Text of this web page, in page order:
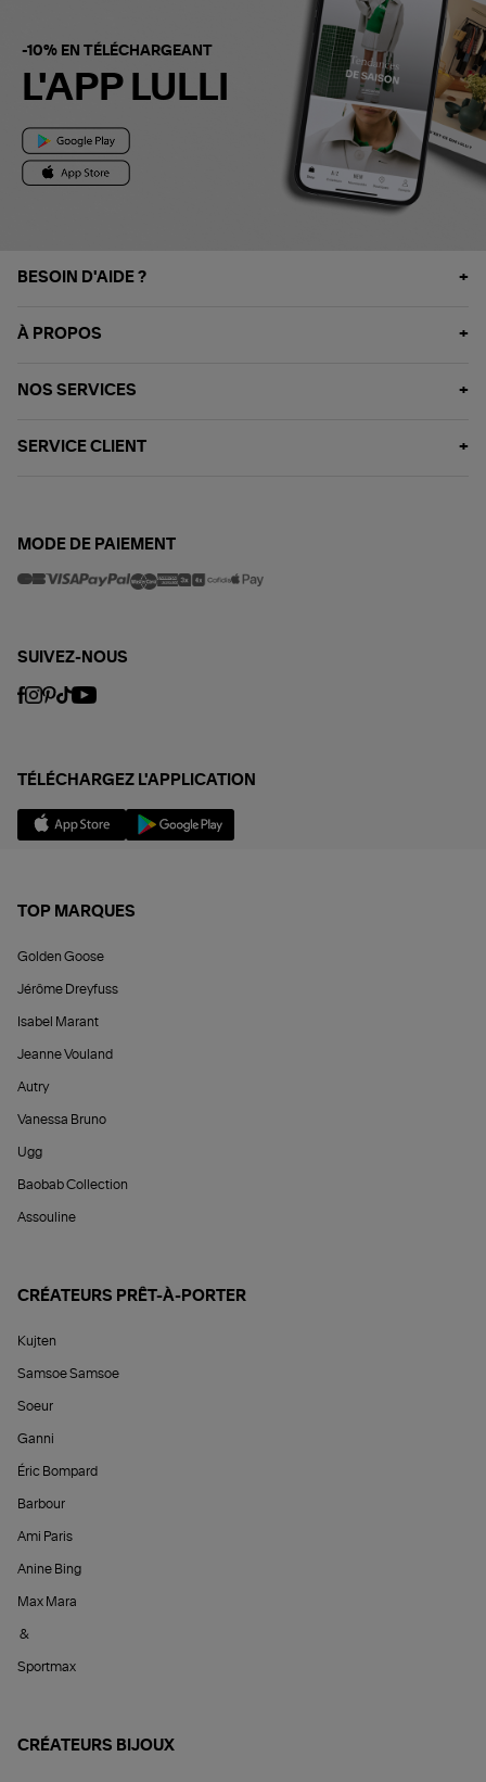
-10% EN TÉLÉCHARGEANT
L'APP LULLI
BESOIN D'AIDE ?
À PROPOS
NOS SERVICES
SERVICE CLIENT
MODE DE PAIEMENT
SUIVEZ-NOUS
TÉLÉCHARGEZ L'APPLICATION
TOP MARQUES
Golden Goose
Jérôme Dreyfuss
Isabel Marant
Jeanne Vouland
Autry
Vanessa Bruno
Ugg
Baobab Collection
Assouline
CRÉATEURS PRÊT-À-PORTER
Kujten
Samsoe Samsoe
Soeur
Ganni
Éric Bompard
Barbour
Ami Paris
Anine Bing
Max Mara
&
Sportmax
CRÉATEURS BIJOUX